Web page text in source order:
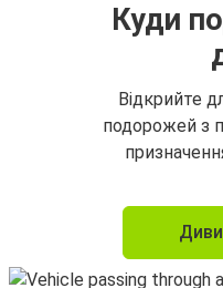
Куди
Відкрийте
подорожей з